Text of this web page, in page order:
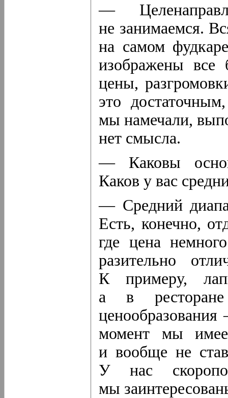
—
не занимаемся.
на самом
изображены все
цены,
это
мы намечали,
нет смысла.
— Каковы
Каков у вас
— Средний
Есть, конечно,
где цена
разительно
К примеру,
а в
момент мы
и вообще не
У нас
мы